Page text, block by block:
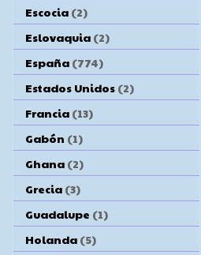
Escocia (2)
Eslovaquia (2)
España (774)
Estados Unidos (2)
Francia (13)
Gabón (1)
Ghana (2)
Grecia (3)
Guadalupe (1)
Holanda (5)